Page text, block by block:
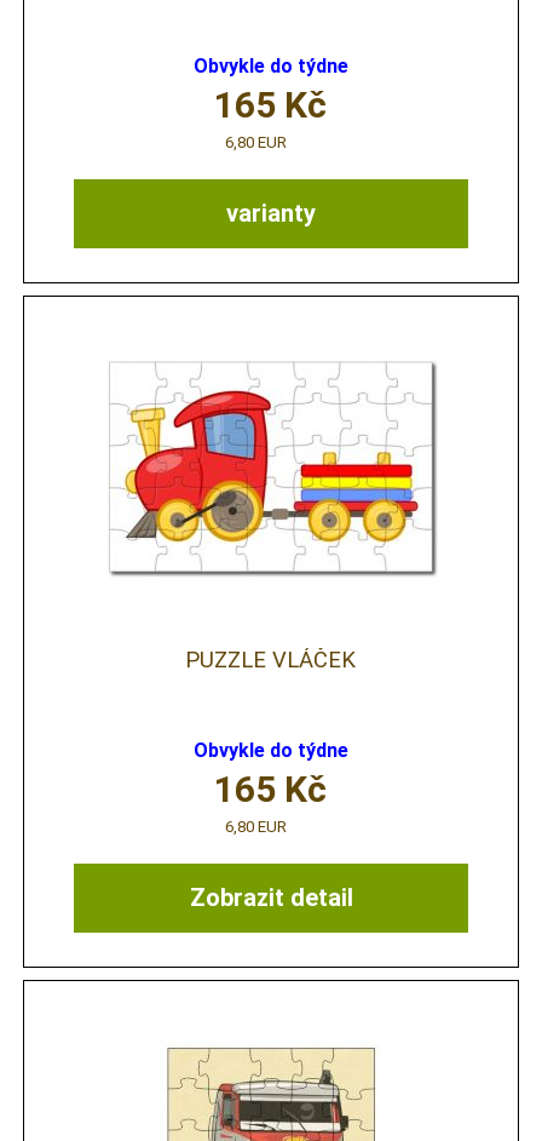
Obvykle do týdne
varianty
165 Kč
6,80 EUR
PUZZLE VLÁČEK
Obvykle do týdne
Zobrazit detail
165 Kč
6,80 EUR